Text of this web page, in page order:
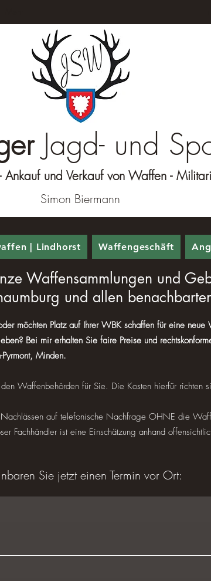
Jagd- und
und Verkauf von Waffen -
Simon Biermann
| Lindhorst Waffengeschäft
Waffensammlungen und
und allen
möchten Platz auf Ihrer WBK schaffen für eine
Bei mir erhalten Sie faire Preise und
Minden.
Waffenbehörden für Sie. Die Kosten hierfür richten
auf telefonische Nachfrage OHNE die
Fachhändler ist eine Einschätzung anhand
Sie jetzt einen Termin vor Ort: